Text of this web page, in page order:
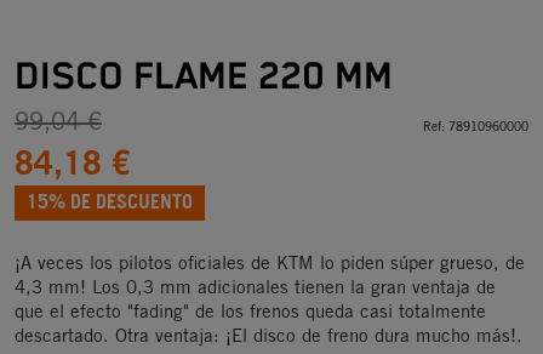
DISCO FLAME 220 MM
99,04 €
84,18 €
15% DE DESCUENTO
Ref: 78910960000
¡A veces los pilotos oficiales de KTM lo piden súper grueso, de
4,3 mm! Los 0,3 mm adicionales tienen la gran ventaja de
que el efecto "fading" de los frenos queda casi totalmente
descartado. Otra ventaja: ¡El disco de freno dura mucho más!.